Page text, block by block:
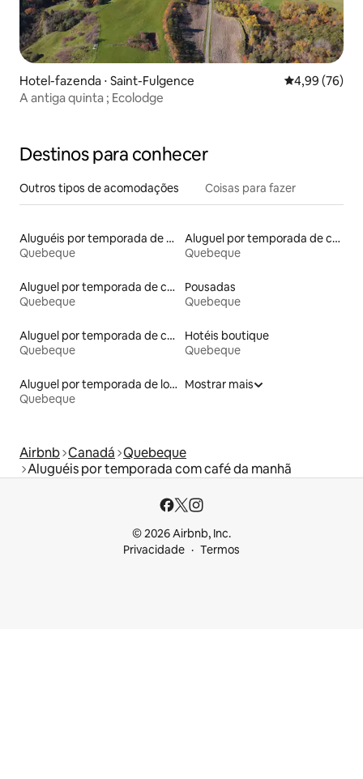
Hotel-fazenda ⋅ Saint-Fulgence 4,99 de uma
4,99 (76)
A antiga quinta ; Ecolodge
Destinos para conhecer
Outros tipos de acomodações Coisas para fazer
Aluguéis por temporada de celeiros
Quebeque
Aluguel por temporada de contêineres
Quebeque
Aluguel por temporada de casas na árvore
Quebeque
Pousadas
Quebeque
Aluguel por temporada de casas arredondadas
Quebeque
Hotéis boutique
Quebeque
Aluguel por temporada de lofts
Quebeque
Mostrar mais
Airbnb Canadá Quebeque
Aluguéis por temporada com café da manhã
© 2026 Airbnb, Inc.
Privacidade
Termos